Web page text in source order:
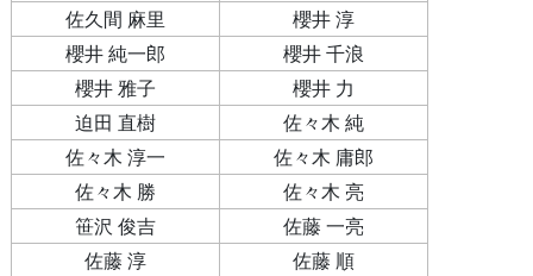
佐久間 麻里
櫻井 淳
櫻井 純一郎
櫻井 千浪
櫻井 雅子
櫻井 力
迫田 直樹
佐々木 純
佐々木 淳一
佐々木 庸郎
佐々木 勝
佐々木 亮
笹沢 俊吉
佐藤 一亮
佐藤 淳
佐藤 順